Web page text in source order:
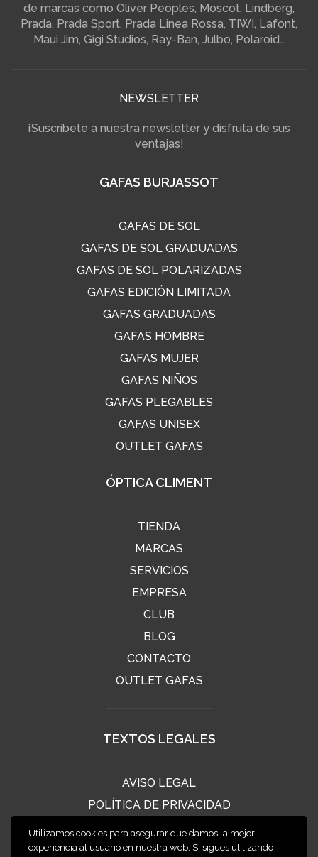
de marcas como Oliver Peoples, Moscot, Lindberg,
Prada, Prada Sport, Prada Linea Rossa, TIWI, Lafont,
Maui Jim, Gigi Studios, Ray-Ban, Julbo, Polaroid…
NEWSLETTER
¡Suscríbete a nuestra newsletter y disfruta de sus
ventajas!
GAFAS BURJASSOT
GAFAS DE SOL
GAFAS DE SOL GRADUADAS
GAFAS DE SOL POLARIZADAS
GAFAS EDICIÓN LIMITADA
GAFAS GRADUADAS
GAFAS HOMBRE
GAFAS MUJER
GAFAS NIÑOS
GAFAS PLEGABLES
GAFAS UNISEX
OUTLET GAFAS
ÓPTICA CLIMENT
TIENDA
MARCAS
SERVICIOS
EMPRESA
CLUB
BLOG
CONTACTO
OUTLET GAFAS
TEXTOS LEGALES
AVISO LEGAL
POLÍTICA DE PRIVACIDAD
POLÍTICA DE COOKIES
CONDICIONES DE VENTA
Utilizamos cookies para asegurar que damos la mejor
experiencia al usuario en nuestra web. Si sigues utilizando